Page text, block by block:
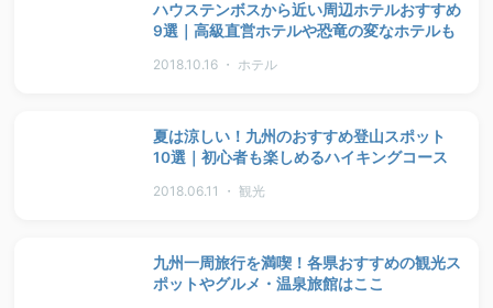
ハウステンボスから近い周辺ホテルおすすめ
9選｜高級直営ホテルや恐竜の変なホテルも
2018.10.16 ・ ホテル
夏は涼しい！九州のおすすめ登山スポット
10選｜初心者も楽しめるハイキングコース
2018.06.11 ・ 観光
九州一周旅行を満喫！各県おすすめの観光ス
ポットやグルメ・温泉旅館はここ